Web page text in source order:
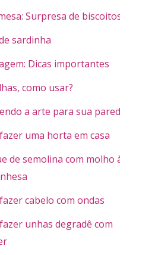
Surpresa de biscoitos
sardinha
Dicas importantes
como usar?
a arte para sua parede
uma horta em casa
de semolina com molho à
cabelo com ondas
unhas degradê com